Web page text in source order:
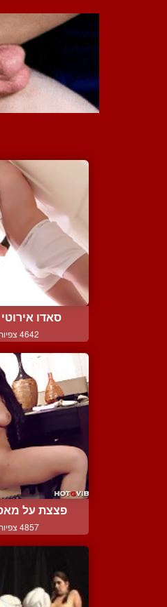
סאדו
4642 צפיות
פצצת על
4857 צפיות